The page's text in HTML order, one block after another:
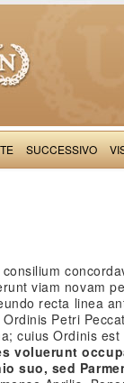
SUCCESSIVO
viam novam
recta linea
Petri
cuius Ordinis
voluerunt
suo, sed